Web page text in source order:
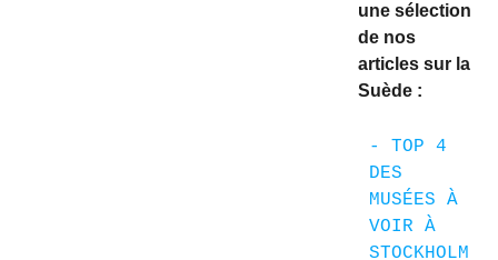
une sélection
de nos
articles sur la
Suède :
- TOP 4
DES
MUSÉES À
VOIR À
STOCKHOLM